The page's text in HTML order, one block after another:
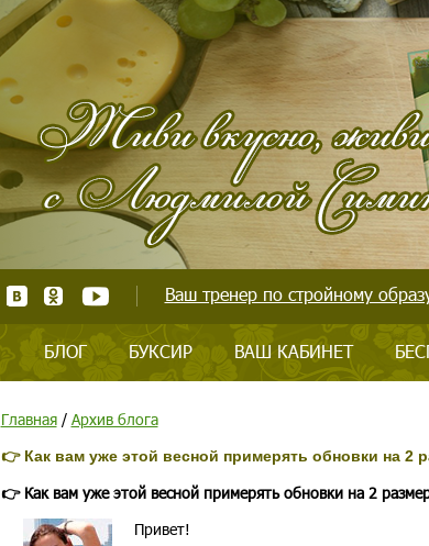
Ваш тренер по стройному
БЛОГ БУКСИР ВАШ КАБИНЕТ
Главная/ Архив блога
👉 Как вам уже этой весной примерять обновки на 2
👉 Как вам уже этой весной примерять обновки на 2
Привет!